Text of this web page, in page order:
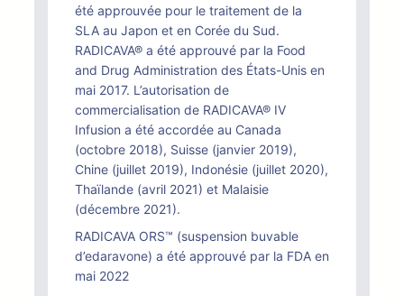
été approuvée pour le traitement de la
SLA au Japon et en Corée du Sud.
RADICAVA® a été approuvé par la Food
and Drug Administration des États-Unis en
mai 2017. L’autorisation de
commercialisation de RADICAVA® IV
Infusion a été accordée au Canada
(octobre 2018), Suisse (janvier 2019),
Chine (juillet 2019), Indonésie (juillet 2020),
Thaïlande (avril 2021) et Malaisie
(décembre 2021).
RADICAVA ORS™ (suspension buvable
d’edaravone) a été approuvé par la FDA en
mai 2022